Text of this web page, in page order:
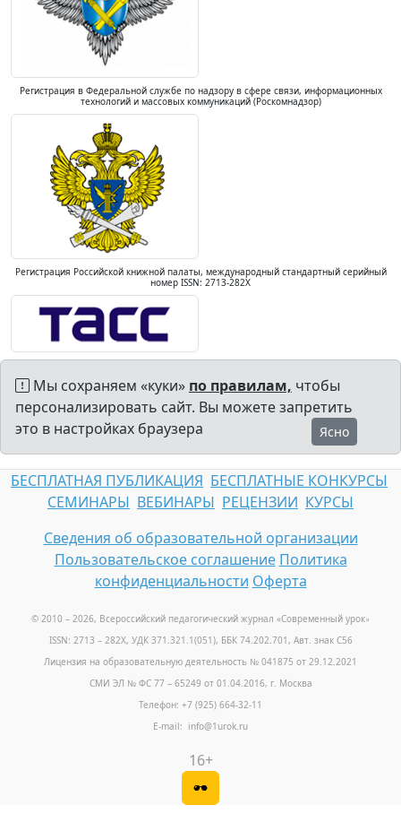
Регистрация в Федеральной службе по надзору в сфере связи, информационных
технологий и массовых коммуникаций (Роскомнадзор)
Регистрация Российской книжной палаты, международный стандартный серийный
номер ISSN: 2713-282X
Мы сохраняем «куки» по правилам, чтобы
персонализировать сайт. Вы можете запретить
это в настройках браузера
Ясно
БЕСПЛАТНАЯ ПУБЛИКАЦИЯ БЕСПЛАТНЫЕ КОНКУРСЫ
СЕМИНАРЫ ВЕБИНАРЫ РЕЦЕНЗИИ КУРСЫ
Сведения об образовательной организации
Пользовательское соглашение Политика
конфиденциальности Оферта
© 2010 – 2026, Всероссийский педагогический журнал «Современный урок»
ISSN: 2713 – 282X, УДК 371.321.1(051), ББК 74.202.701, Авт. знак С56
Лицензия на образовательную деятельность № 041875 от 29.12.2021
СМИ ЭЛ № ФС 77 – 65249 от 01.04.2016, г. Москва
Телефон: +7 (925) 664-32-11
E-mail: info@1urok.ru
16+